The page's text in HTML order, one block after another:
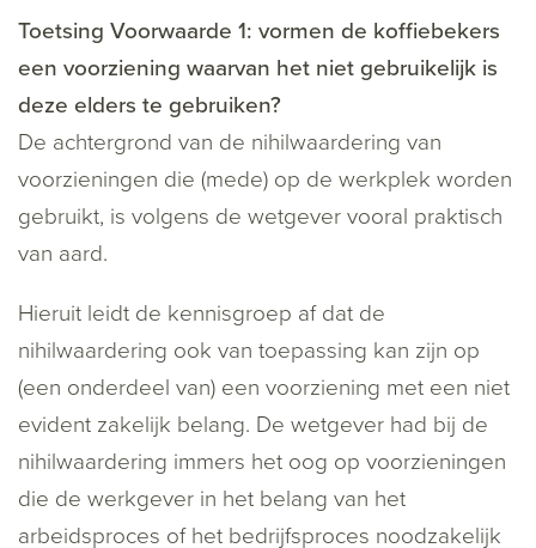
Toetsing Voorwaarde 1: vormen de koffiebekers
een voorziening waarvan het niet gebruikelijk is
deze elders te gebruiken?
De achtergrond van de nihilwaardering van
voorzieningen die (mede) op de werkplek worden
gebruikt, is volgens de wetgever vooral praktisch
van aard.
Hieruit leidt de kennisgroep af dat de
nihilwaardering ook van toepassing kan zijn op
(een onderdeel van) een voorziening met een niet
evident zakelijk belang. De wetgever had bij de
nihilwaardering immers het oog op voorzieningen
die de werkgever in het belang van het
arbeidsproces of het bedrijfsproces noodzakelijk